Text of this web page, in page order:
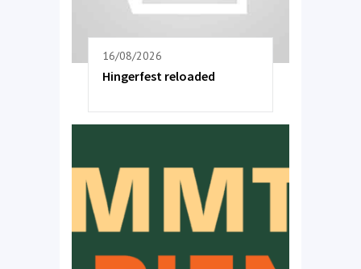
16/08/2026
Hingerfest reloaded